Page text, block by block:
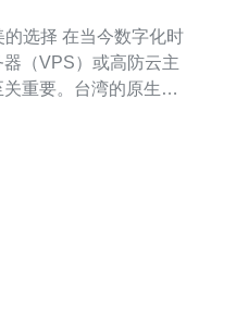
数字化时
（VPS）或高防云主
重要。台湾的原生
VPS是